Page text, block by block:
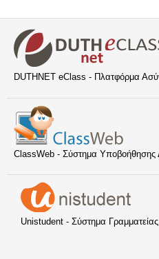
DUTHNET eClass - Πλατφόρμα
ClassWeb - Σύστημα Υποβοήθησης
Unistudent - Σύστημα